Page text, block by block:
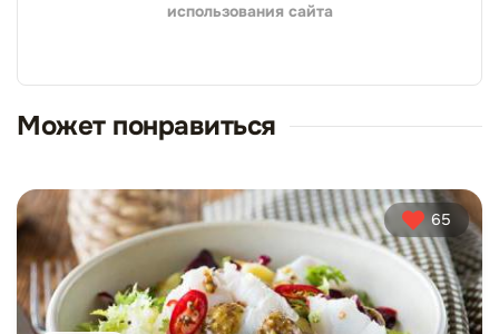
использования сайта
Может понравиться
65